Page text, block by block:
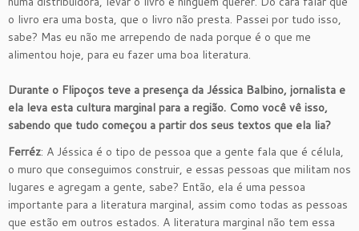
o livro era uma bosta, que o livro não presta. Passei por tudo isso,
sabe? Mas eu não me arrependo de nada porque é o que me
alimentou hoje, para eu fazer uma boa literatura.
Durante o Flipoços teve a presença da Jéssica Balbino, jornalista e
ela leva esta cultura marginal para a região. Como você vê isso,
sabendo que tudo começou a partir dos seus textos que ela lia?
Ferréz: A Jéssica é o tipo de pessoa que a gente fala que é célula,
o muro que conseguimos construir, e essas pessoas que militam nos
lugares e agregam a gente, sabe? Então, ela é uma pessoa
importante para a literatura marginal, assim como todas as pessoas
que estão em outros estados. A literatura marginal não tem essa